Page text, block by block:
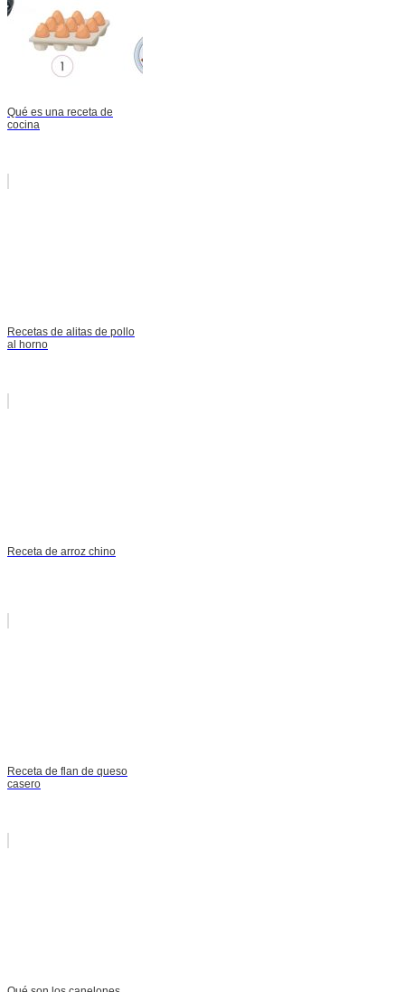
Qué es una receta de
cocina
Recetas de alitas de pollo
al horno
Receta de arroz chino
Receta de flan de queso
casero